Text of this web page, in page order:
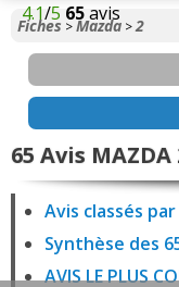
4.1/5 65avis
Fiches >Mazda >2
65 Avis MAZDA
Avis classés
Synthèse des
AVIS LE PLUS